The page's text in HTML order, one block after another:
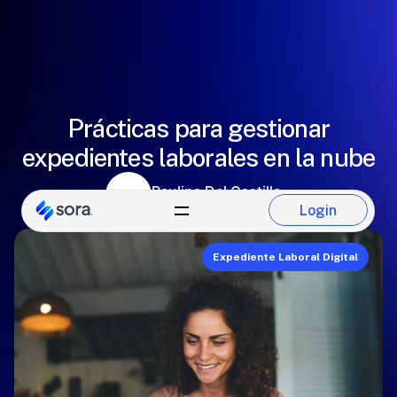
Login
Login
Prácticas para gestionar
expedientes laborales en la nube
Paulina Del Castillo
Equipo de Sora
Expediente Laboral Digital